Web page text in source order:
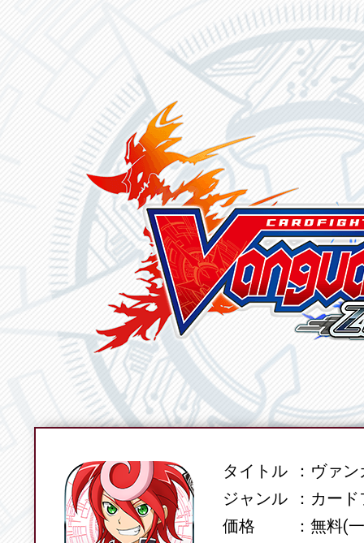
SPECタイトル
ヴァン
ジャンル
カード
価格
無料(